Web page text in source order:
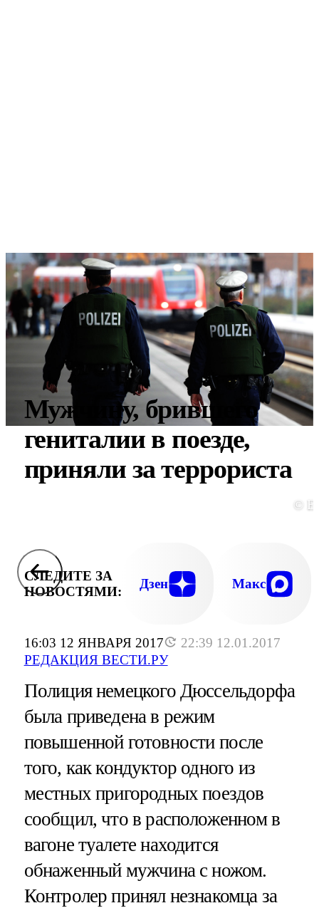
16:03 12 ЯНВАРЯ 2017
22:39 12.01.2017
РЕДАКЦИЯ ВЕСТИ.РУ
Мужчину, брившего
гениталии в поезде,
приняли за террориста
©
СЛЕДИТЕ ЗА
НОВОСТЯМИ:
Дзен Макс
Полиция немецкого Дюссельдорфа
была приведена в режим
повышенной готовности после
того, как кондуктор одного из
местных пригородных поездов
сообщил, что в расположенном в
вагоне туалете находится
обнаженный мужчина с ножом.
Контролер принял незнакомца за